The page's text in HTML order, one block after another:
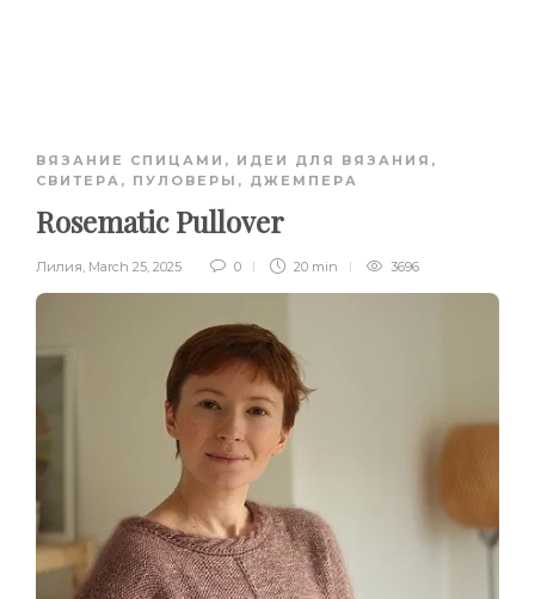
ВЯЗАНИЕ СПИЦАМИ , ИДЕИ ДЛЯ ВЯЗАНИЯ ,
СВИТЕРА, ПУЛОВЕРЫ, ДЖЕМПЕРА
Rosematic Pullover
Лилия, March 25, 2025 0 20 min 3696